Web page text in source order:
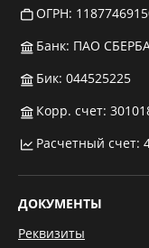
ОГРН:
Банк: ПАО
Бик: 044525225
Корр. счет:
Расчетный счет:
ДОКУМЕНТЫ
Реквизиты